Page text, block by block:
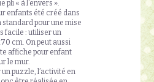
pli « à l’envers ».
enfants été créé dans
pour une mise
facile : utiliser un
cm. On peut aussi
affiche pour enfant
le mur.
puzzle, l’activité en